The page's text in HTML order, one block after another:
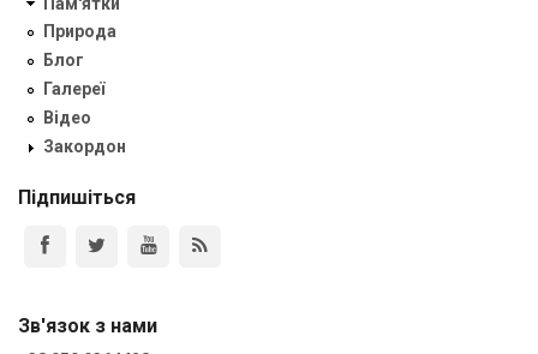
Природа
Блог
Галереї
Відео
Закордон
Підпишіться
Зв'язок з нами